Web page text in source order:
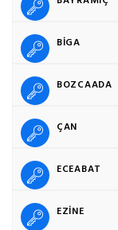
BİGA
BOZCAADA
ÇAN
ECEABAT
EZİNE